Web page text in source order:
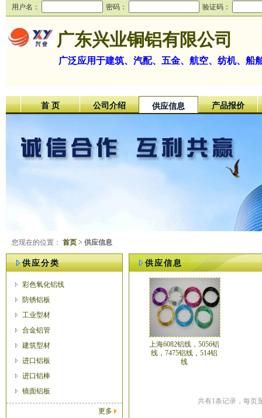
用户名： 密码： 验证码：
广东兴业铜铝有限公司
广泛应用于建筑、汽配、五金、航空、纺机、船
首 页 公司介绍 供应信息 产品报价
您现在的位置： 首页 > 供应信息
供应分类
彩色氧化铝线
防锈铝板
工业型材
合金铝管
建筑型材
进口铝板
进口铝棒
镜面铝板
更多
供应信息
上海6082铝线，5056铝
线，7475铝线，514铝
线
共有1条记录，每页